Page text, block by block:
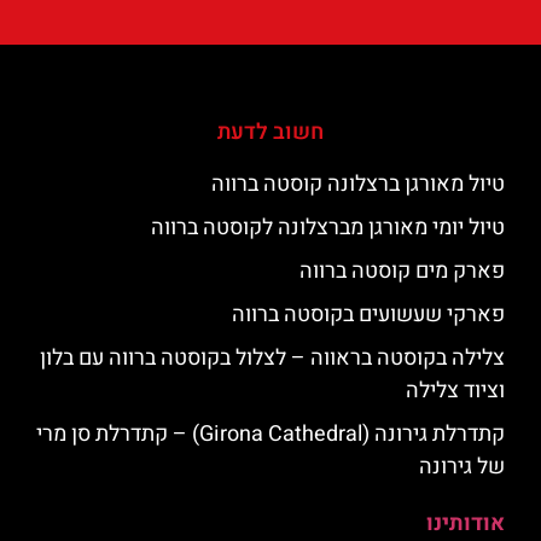
חשוב לדעת
טיול מאורגן ברצלונה קוסטה ברווה
טיול יומי מאורגן מברצלונה לקוסטה ברווה
פארק מים קוסטה ברווה
פארקי שעשועים בקוסטה ברווה
צלילה בקוסטה בראווה – לצלול בקוסטה ברווה עם בלון
וציוד צלילה
קתדרלת גירונה (Girona Cathedral) – קתדרלת סן מרי
של גירונה
אודותינו